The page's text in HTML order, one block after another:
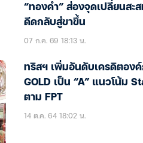
“ทองคำ” ส่องจุดเปลี่ยนสะ
ดีดกลับสู่ขาขึ้น
07 ก.ค. 69 18:13 น.
ทริสฯ เพิ่มอันดับเครดิตอง
GOLD เป็น “A” แนวโน้ม
ตาม FPT
14 ต.ค. 64 18:02 น.